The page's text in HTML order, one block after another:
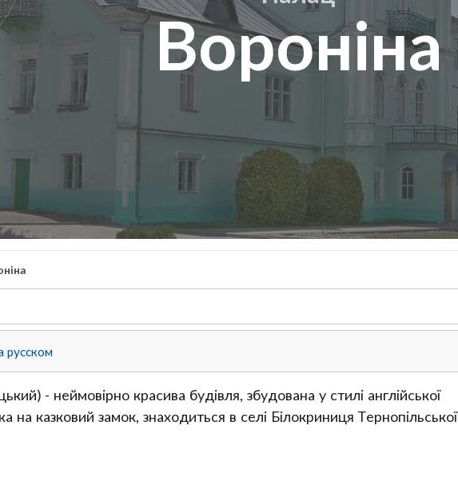
Вороніна
русском
- неймовірно красива будівля, збудована у стилі англійської
на казковий замок, знаходиться в селі Білокриниця Тернопільської